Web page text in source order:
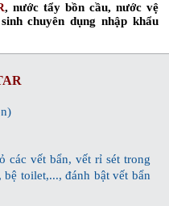
, nước tẩy bồn cầu, nước vệ
chuyên dụng nhập khẩu
các vết bẩn, vết rỉ sét trong
toilet,..., đánh bật vết bẩn